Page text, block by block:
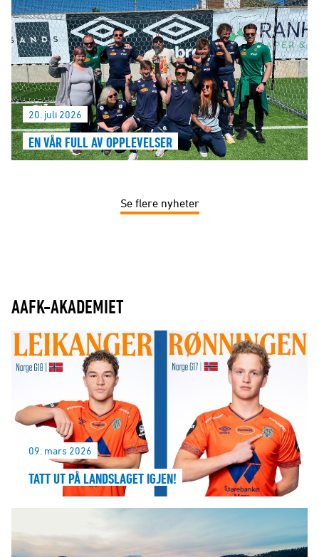
20. juli 2026
EN VÅR FULL AV OPPLEVELSER
Se flere nyheter
AAFK-AKADEMIET
09. mars 2026
TATT UT PÅ LANDSLAGET IGJEN!